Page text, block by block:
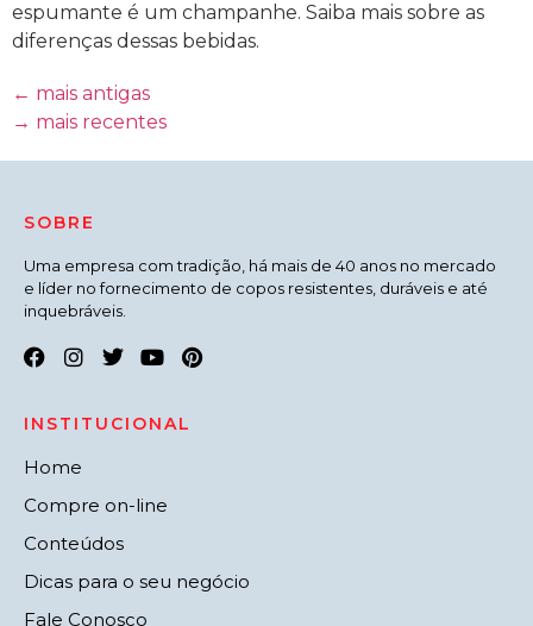
espumante é um champanhe. Saiba mais sobre as
diferenças dessas bebidas.
← mais antigas
→ mais recentes
SOBRE
Uma empresa com tradição, há mais de 40 anos no mercado
e líder no fornecimento de copos resistentes, duráveis e até
inquebráveis.
INSTITUCIONAL
Home
Compre on-line
Conteúdos
Dicas para o seu negócio
Fale Conosco